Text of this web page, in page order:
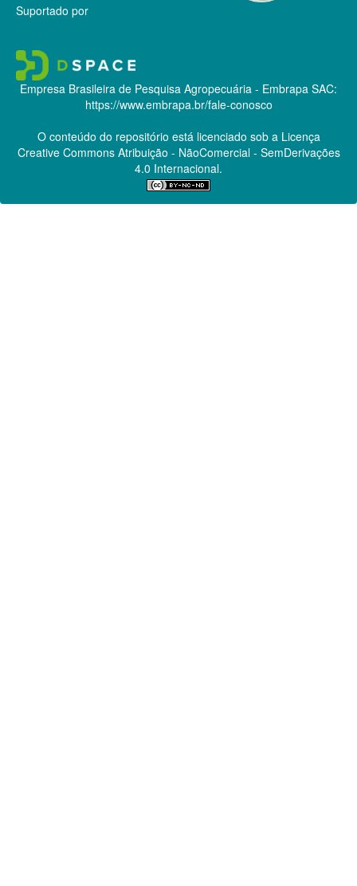
Suportado por
Empresa Brasileira de Pesquisa Agropecuária - Embrapa SAC:
https://www.embrapa.br/fale-conosco
O conteúdo do repositório está licenciado sob a Licença
Creative CommonsAtribuição - NãoComercial - SemDerivações
4.0 Internacional.